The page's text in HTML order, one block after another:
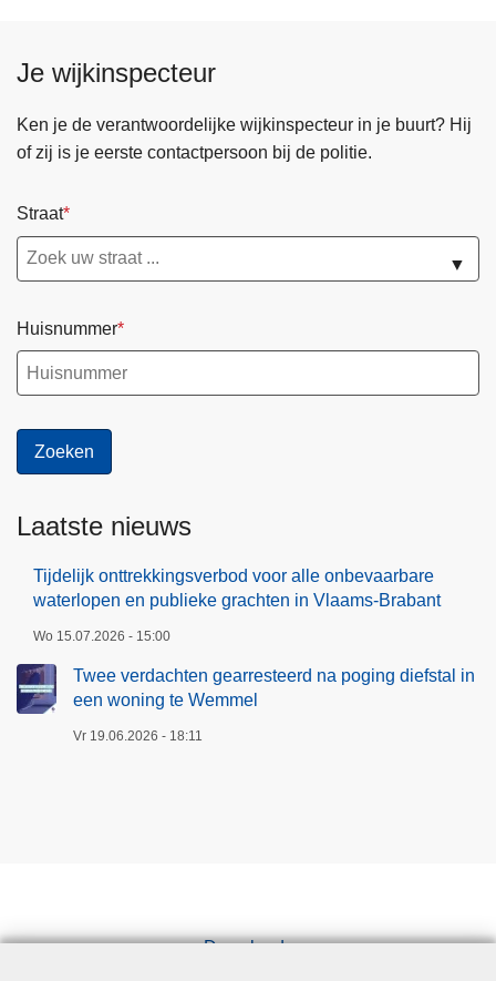
Je wijkinspecteur
Ken je de verantwoordelijke wijkinspecteur in je buurt? Hij
of zij is je eerste contactpersoon bij de politie.
Straat
▼
Huisnummer
Laatste nieuws
Tijdelijk onttrekkingsverbod voor alle onbevaarbare
waterlopen en publieke grachten in Vlaams-Brabant
Wo 15.07.2026 - 15:00
Twee verdachten gearresteerd na poging diefstal in
een woning te Wemmel
Vr 19.06.2026 - 18:11
Downloads